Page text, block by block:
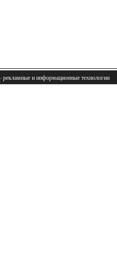
· рекламные и информационные технологии